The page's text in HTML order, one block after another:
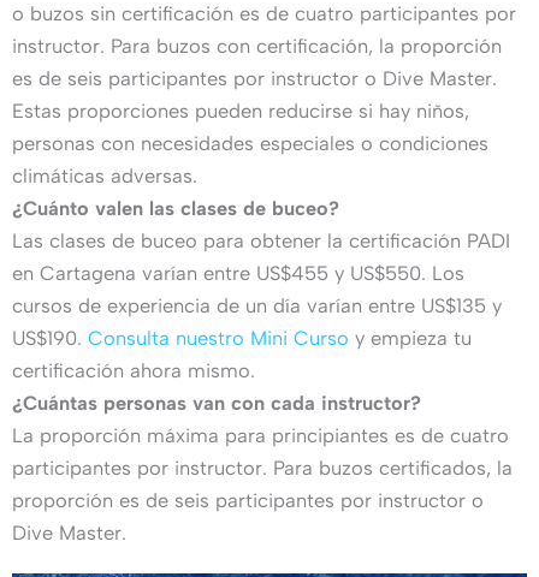
o buzos sin certificación es de cuatro participantes por
instructor. Para buzos con certificación, la proporción
es de seis participantes por instructor o Dive Master.
Estas proporciones pueden reducirse si hay niños,
personas con necesidades especiales o condiciones
climáticas adversas.
¿Cuánto valen las clases de buceo?
Las clases de buceo para obtener la certificación PADI
en Cartagena varían entre US$455 y US$550. Los
cursos de experiencia de un día varían entre US$135 y
US$190. Consulta nuestro Mini Curso y empieza tu
certificación ahora mismo.
¿Cuántas personas van con cada instructor?
La proporción máxima para principiantes es de cuatro
participantes por instructor. Para buzos certificados, la
proporción es de seis participantes por instructor o
Dive Master.